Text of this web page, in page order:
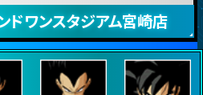
ドワンスタジアム宮崎店